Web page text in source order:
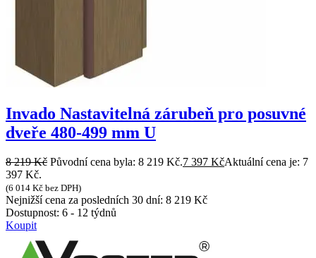
Invado Nastavitelná zárubeň pro posuvné
dveře 480-499 mm U
8 219Kč Původní cena byla: 8 219 Kč.7 397 KčAktuální cena je: 7
397 Kč.
(6 014 Kč bez DPH)
Nejnižší cena za posledních 30 dní: 8 219 Kč
Dostupnost: 6 - 12 týdnů
Koupit